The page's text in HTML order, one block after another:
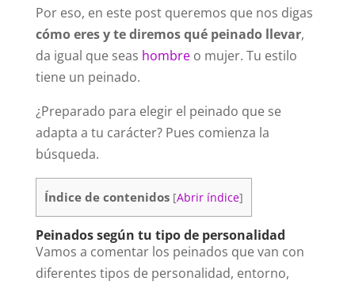
Por eso, en este post queremos que nos digas
cómo eres y te diremos qué peinado llevar,
da igual que seas hombreo mujer. Tu estilo
tiene un peinado.
¿Preparado para elegir el peinado que se
adapta a tu carácter? Pues comienza la
búsqueda.
Índice de contenidos [Abrir índice]
Peinados según tu tipo de personalidad
Vamos a comentar los peinados que van con
diferentes tipos de personalidad, entorno,